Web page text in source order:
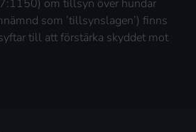
om tillsyn över hundar
som ’tillsynslagen’) finns
till att förstärka skyddet mot